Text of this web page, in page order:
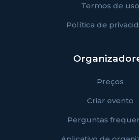
Termos de uso
Política de
Preços
Criar evento
Perguntas